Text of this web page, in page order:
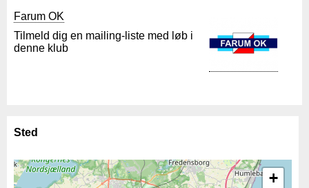
Farum OK
Tilmeld dig en mailing-liste med løb i
denne klub
Sted
+